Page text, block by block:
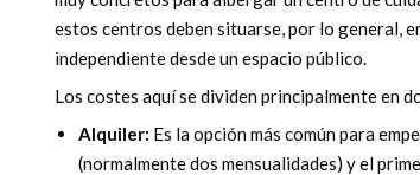
estos centros deben situarse, por lo general,
independiente desde un espacio público.
Los costes aquí se dividen principalmente en
Alquiler: Es la opción más común para
(normalmente dos mensualidades) y el